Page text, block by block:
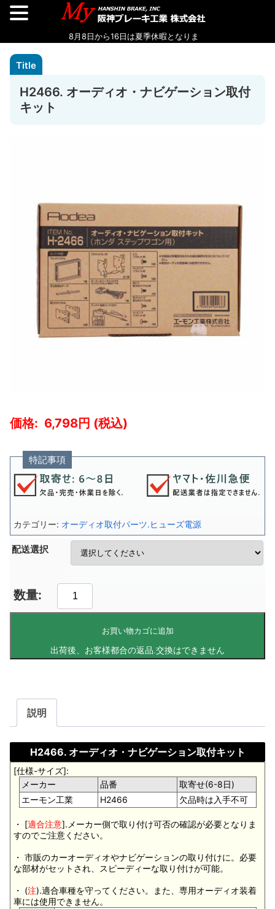
H2466. オーディオ・ナビゲーション取付
キット
6,798
特記事項
配送選択
お買い物カゴに追加
カテゴリー: オーディオ取付パーツ.ヒューズ電源
説明
H2466. オーディオ・ナビゲーション取付キット
[仕様-サイズ]:
メーカー
品番
取寄せ(6-8日)
エーモン工業
H2466 欠品時は入手不可
・ [適合注意].メーカー側で取り付け可否の確認が必要となりま
すのでご注意ください。
・ 市販のカーオーディオやナビゲーションの取り付けに。必要
な部材がセットされ、スピーディーな取り付けが可能。
・ (注).適合車種を守ってください。また、専用オーディオ装着
車には使用できません。